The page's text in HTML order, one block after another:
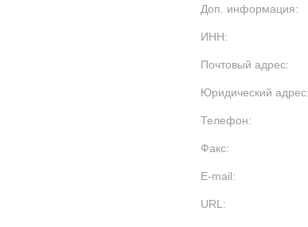
Доп. информация:
ИНН:
Почтовый адрес:
Юридический адрес:
Телефон:
Факс:
E-mail:
URL: